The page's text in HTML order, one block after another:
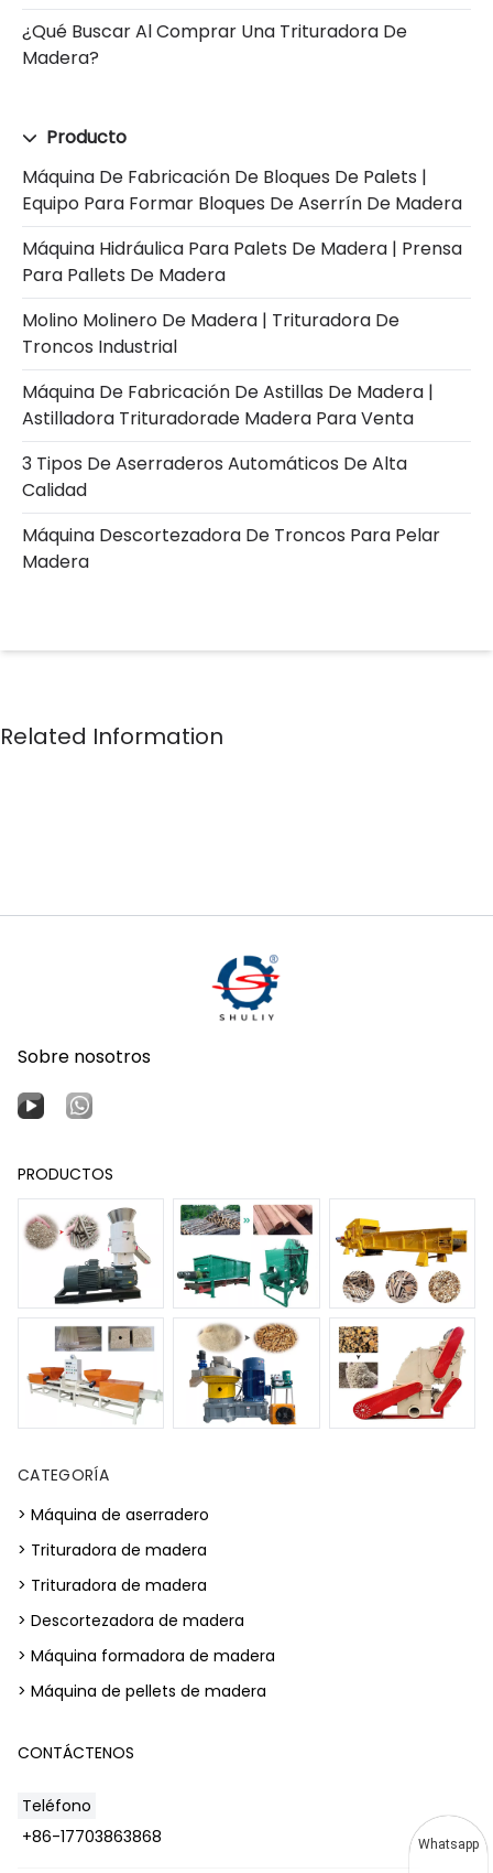
¿Qué Buscar Al Comprar Una Trituradora De
Madera?
Producto
Máquina De Fabricación De Bloques De Palets |
Equipo Para Formar Bloques De Aserrín De Madera
Máquina Hidráulica Para Palets De Madera | Prensa
Para Pallets De Madera
Molino Molinero De Madera | Trituradora De
Troncos Industrial
Máquina De Fabricación De Astillas De Madera |
Astilladora Trituradorade Madera Para Venta
3 Tipos De Aserraderos Automáticos De Alta
Calidad
Máquina Descortezadora De Troncos Para Pelar
Madera
Sobre nosotros
PRODUCTOS
CATEGORÍA
> Máquina de aserradero
> Trituradora de madera
> Trituradora de madera
> Descortezadora de madera
> Máquina formadora de madera
> Máquina de pellets de madera
CONTÁCTENOS
Teléfono
+86-17703863868
Whatsapp